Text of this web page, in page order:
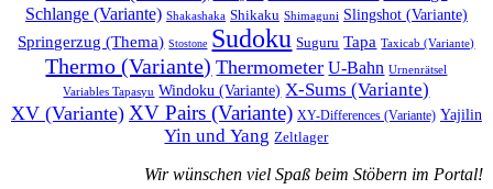
Schlange (Variante) Shakashaka Shikaku Shimaguni Slingshot (Variante)
Springerzug (Thema) Stostone Sudoku Suguru Tapa Taxicab (Variante)
Thermo (Variante) Thermometer U-Bahn Urnenrätsel
Variables Tapasyu Windoku (Variante) X-Sums (Variante)
XV (Variante) XV Pairs (Variante) XY-Differences (Variante) Yajilin
Yin und Yang Zeltlager
Wir wünschen viel Spaß beim Stöbern im Portal!